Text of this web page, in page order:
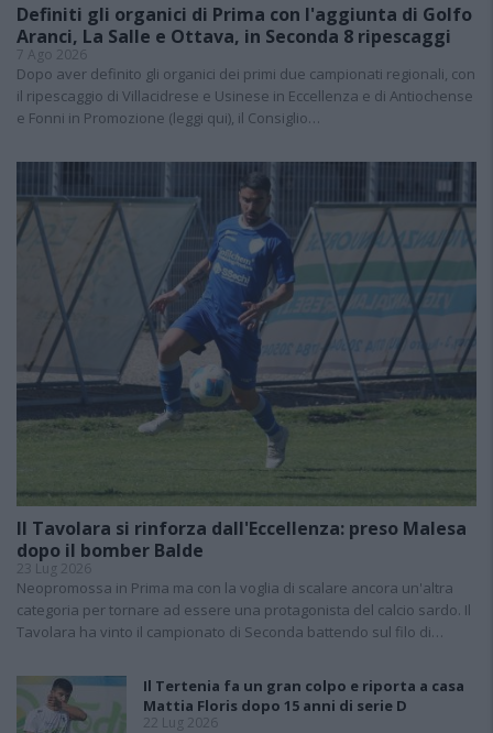
Definiti gli organici di Prima con l'aggiunta di Golfo
Aranci, La Salle e Ottava, in Seconda 8 ripescaggi
7 Ago 2026
Dopo aver definito gli organici dei primi due campionati regionali, con
il ripescaggio di Villacidrese e Usinese in Eccellenza e di Antiochense
e Fonni in Promozione (leggi qui), il Consiglio…
Il Tavolara si rinforza dall'Eccellenza: preso Malesa
dopo il bomber Balde
23 Lug 2026
Neopromossa in Prima ma con la voglia di scalare ancora un'altra
categoria per tornare ad essere una protagonista del calcio sardo. Il
Tavolara ha vinto il campionato di Seconda battendo sul filo di…
Il Tertenia fa un gran colpo e riporta a casa
Mattia Floris dopo 15 anni di serie D
22 Lug 2026